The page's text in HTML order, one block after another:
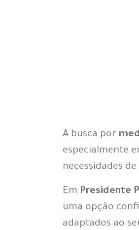
A busca por
especialmente
necessidades de
Em Presidente
uma opção
adaptados ao